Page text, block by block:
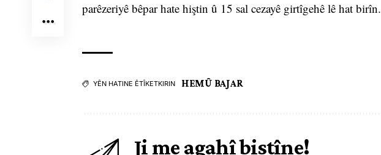
parêzeriyê bêpar hate hiştin û 15 sal cezayê girtîgehê lê hat birîn.
YÊN HATINE ÊTÎKETKIRIN HEMÛ BAJAR
Ji me agahî bistîne!